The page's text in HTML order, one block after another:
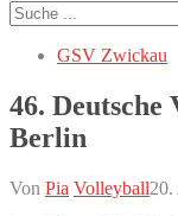
GSV Zwickau
46.
Berlin
Von Pia Volleyball